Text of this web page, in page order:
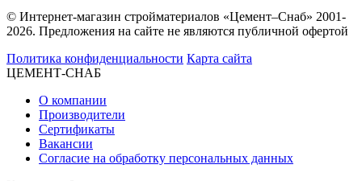
© Интернет-магазин стройматериалов «Цемент–Снаб» 2001-
2026. Предложения на сайте не являются публичной офертой
Политика конфиденциальности Карта сайта
ЦЕМЕНТ-СНАБ
О компании
Производители
Сертификаты
Вакансии
Согласие на обработку персональных данных